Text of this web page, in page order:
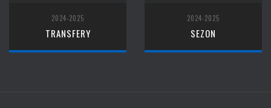
2024-2025
TRANSFERY
2024-2025
SEZON